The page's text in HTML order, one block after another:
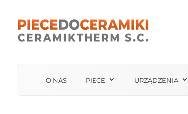
O NAS PIECE URZĄDZENIA